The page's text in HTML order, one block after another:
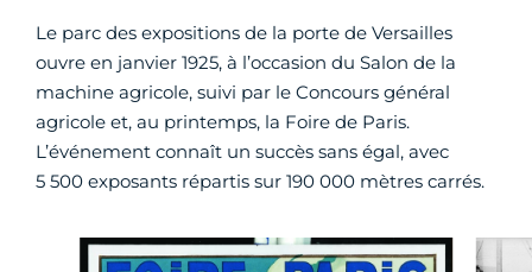
Le parc des expositions de la porte de Versailles
ouvre en janvier 1925, à l’occasion du Salon de la
machine agricole, suivi par le Concours général
agricole et, au printemps, la Foire de Paris.
L’événement connaît un succès sans égal, avec
5 500 exposants répartis sur 190 000 mètres carrés.